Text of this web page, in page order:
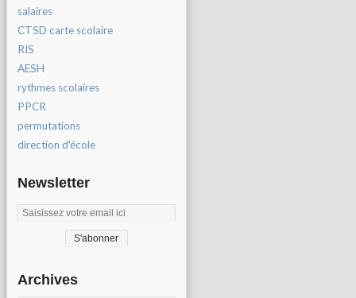
salaires
CTSD carte scolaire
RIS
AESH
rythmes scolaires
PPCR
permutations
direction d'école
Newsletter
Archives